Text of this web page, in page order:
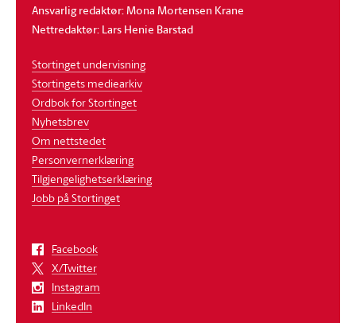
Ansvarlig redaktør: Mona Mortensen Krane
Nettredaktør: Lars Henie Barstad
Stortinget undervisning
Stortingets mediearkiv
Ordbok for Stortinget
Nyhetsbrev
Om nettstedet
Personvernerklæring
Tilgjengelighetserklæring
Jobb på Stortinget
Facebook
X/Twitter
Instagram
LinkedIn